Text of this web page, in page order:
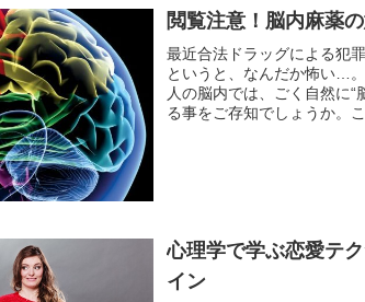
閲覧注意！脳内麻薬
最近合法ドラッグによる犯
というと、なんだか怖い…
人の脳内では、ごく自然に
る事をご存知でしょうか。
心理学で学ぶ恋愛テ
イン